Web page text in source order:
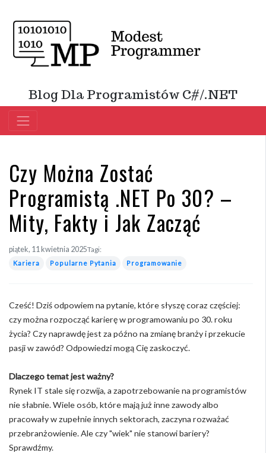
Blog Dla Programistów C#/.NET
Czy Można Zostać
Programistą .NET Po 30? –
Mity, Fakty i Jak Zacząć
piątek, 11 kwietnia 2025Tagi:
Kariera Popularne Pytania Programowanie
Cześć! Dziś odpowiem na pytanie, które słyszę coraz częściej:
czy można rozpocząć karierę w programowaniu po 30. roku
życia? Czy naprawdę jest za późno na zmianę branży i przekucie
pasji w zawód? Odpowiedzi mogą Cię zaskoczyć.
Dlaczego temat jest ważny?
Rynek IT stale się rozwija, a zapotrzebowanie na programistów
nie słabnie. Wiele osób, które mają już inne zawody albo
pracowały w zupełnie innych sektorach, zaczyna rozważać
przebranżowienie. Ale czy "wiek" nie stanowi bariery?
Sprawdźmy.